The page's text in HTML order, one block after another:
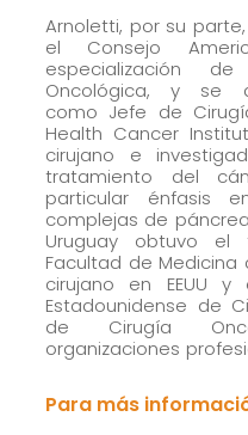
Arnoletti, por su
el Consejo
especialización
Oncológica, y se
como Jefe de
Health Cancer
cirujano e
tratamiento del
particular énfasis
complejas de
Uruguay obtuvo
Facultad de Medicina
cirujano en EEUU
Estadounidense de
de Cirugía
organizaciones
Para más